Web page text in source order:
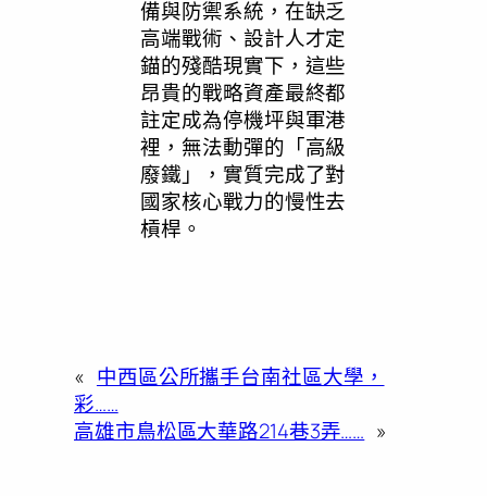
備與防禦系統，在缺乏
高端戰術、設計人才定
錨的殘酷現實下，這些
昂貴的戰略資產最終都
註定成為停機坪與軍港
裡，無法動彈的「高級
廢鐵」，實質完成了對
國家核心戰力的慢性去
槓桿。
« 中西區公所攜手台南社區大學，
彩……
高雄市鳥松區大華路214巷3弄…… »